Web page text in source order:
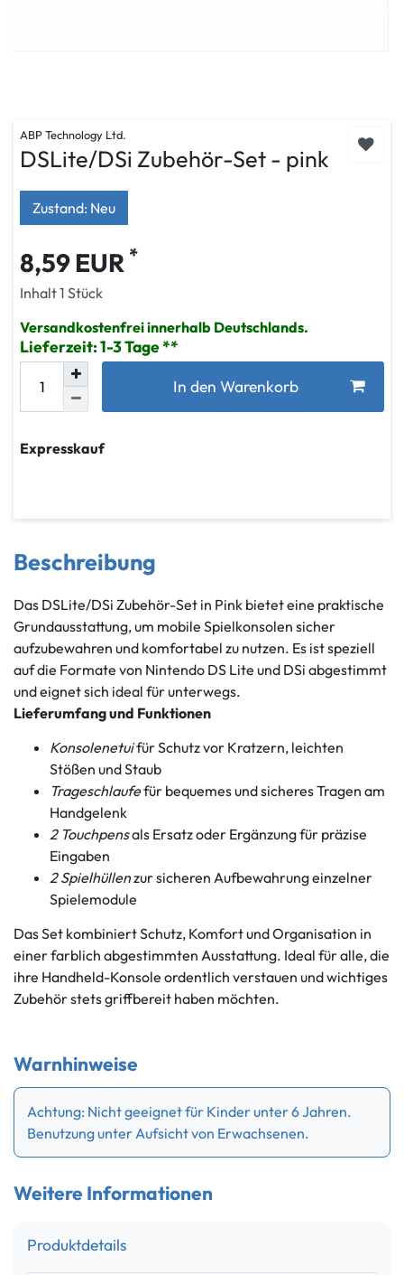
ABP Technology Ltd.
DSLite/DSi Zubehör-Set - pink
Zustand: Neu
8,59 EUR *
Inhalt1 Stück
Versandkostenfrei innerhalb Deutschlands.
Lieferzeit: 1-3 Tage
In den Warenkorb
Expresskauf
Beschreibung
Das DSLite/DSi Zubehör-Set in Pink bietet eine praktische
Grundausstattung, um mobile Spielkonsolen sicher
aufzubewahren und komfortabel zu nutzen. Es ist speziell
auf die Formate von Nintendo DS Lite und DSi abgestimmt
und eignet sich ideal für unterwegs.
Lieferumfang und Funktionen
Konsolenetuifür Schutz vor Kratzern, leichten
Stößen und Staub
Trageschlaufefür bequemes und sicheres Tragen am
Handgelenk
2 Touchpensals Ersatz oder Ergänzung für präzise
Eingaben
2 Spielhüllenzur sicheren Aufbewahrung einzelner
Spielemodule
Das Set kombiniert Schutz, Komfort und Organisation in
einer farblich abgestimmten Ausstattung. Ideal für alle, die
ihre Handheld-Konsole ordentlich verstauen und wichtiges
Zubehör stets griffbereit haben möchten.
Warnhinweise
Achtung: Nicht geeignet für Kinder unter 6 Jahren.
Benutzung unter Aufsicht von Erwachsenen.
Weitere Informationen
Produktdetails